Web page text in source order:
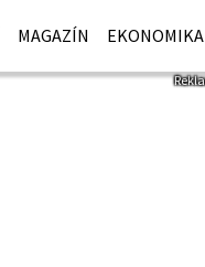
MAGAZÍN EKONOMIKA